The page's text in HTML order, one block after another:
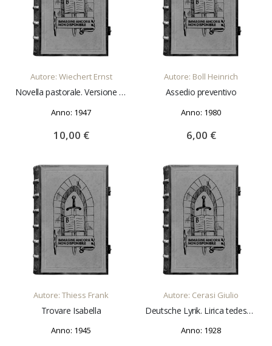
AGGIUNGI AL CARRELLO
Autore: Wiechert Ernst
Novella pastorale. Versione di massimo Mila
Anno: 1947
10,00 €
AGGIUNGI AL CARRELLO
Autore: Boll Heinrich
Assedio preventivo
Anno: 1980
6,00 €
AGGIUNGI AL CARRELLO
Autore: Thiess Frank
Trovare Isabella
Anno: 1945
AGGIUNGI AL CARRELLO
Autore: Cerasi Giulio
Deutsche Lyrik. Lirica tedesca. Versioni metriche da 100 poeti di tutti i secoli con testo a fronte e note
Anno: 1928